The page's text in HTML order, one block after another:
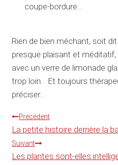
coupe-bordure…
Rien de bien méchant, soit
presque plaisant et méditatif,
avec un verre de limonade
trop loin… Et toujours
préciser…
Navigation
de
Précédent
La petite histoire derrière la
Suivant
Les plantes sont-elles